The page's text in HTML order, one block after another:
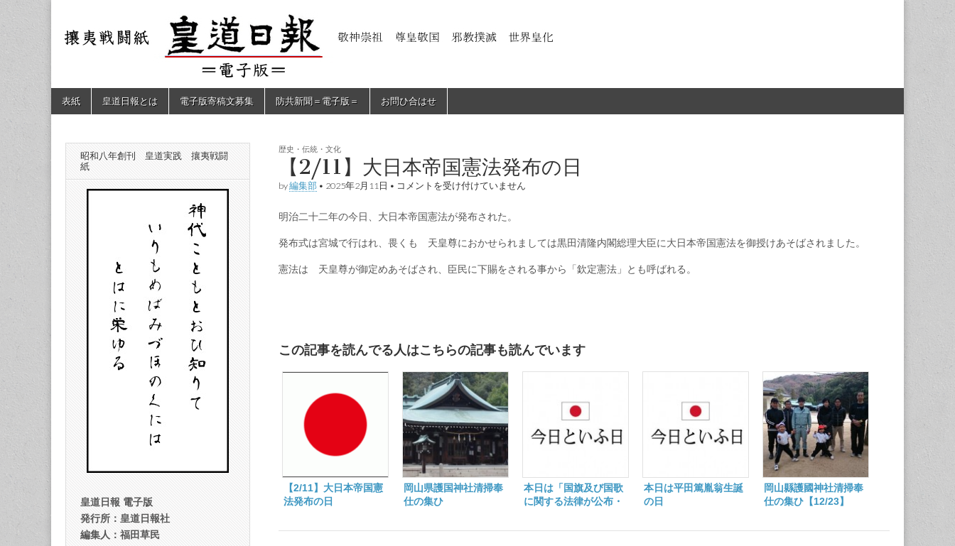
皇道
（防
共新
聞）
敬神
｜崇
祖｜
年創
刊
皇道
践
攘夷
戦闘
Main
menu
Skip
表紙 皇道日報とは 電子版寄稿文募集 防共新聞＝電子版＝ お問ひ合はせ
歴史・伝統・文化
【2/11】大日本帝国憲法発布の日
by編集部 • 2025年2月11日 • 【2/11】
本
国
法
発
コメントを受け付けていません
明治二十二年の今日、大日本帝国憲法が発布された。
発布式は宮城で行はれ、畏くも 天皇尊におかせられましては黒田清隆内閣総理大臣に大日本帝国憲法を御授けあそばされました。
憲法は 天皇尊が御定めあそばされ、臣民に下賜をされる事から「欽定憲法」とも呼ばれる。
この記事を読んでる人はこちらの記事も読んでいます
【2/11】大日本帝国憲
法発布の日
岡山県護国神社清掃奉
仕の集ひ
本日は「国旗及び国歌
に関する法律が公布・
本日は平田篤胤翁生誕
の日
岡山縣護國神社清掃奉
仕の集ひ【12/23】
昭和八年創刊 皇道実践 攘夷戦闘
紙
皇道日報 電子版
発行所：皇道日報社
編集人：福田草民